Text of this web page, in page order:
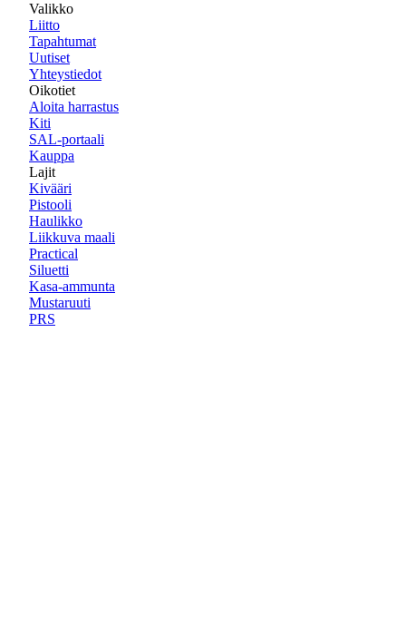
Valikko
Liitto
Tapahtumat
Uutiset
Yhteystiedot
Oikotiet
Aloita harrastus
Kiti
SAL-portaali
Kauppa
Lajit
Kivääri
Pistooli
Haulikko
Liikkuva maali
Practical
Siluetti
Kasa-ammunta
Mustaruuti
PRS